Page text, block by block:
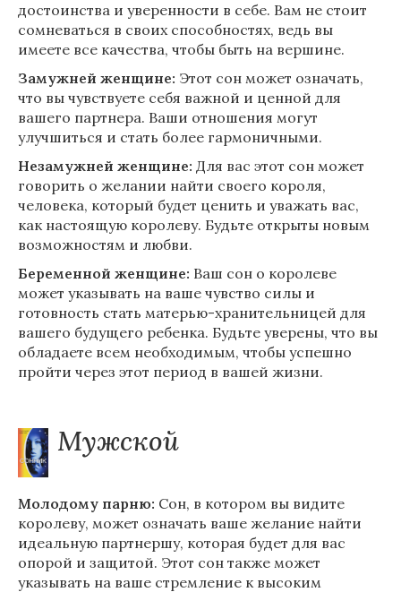
достоинства и уверенности в себе. Вам не стоит
сомневаться в своих способностях, ведь вы
имеете все качества, чтобы быть на вершине.
Замужней женщине: Этот сон может означать,
что вы чувствуете себя важной и ценной для
вашего партнера. Ваши отношения могут
улучшиться и стать более гармоничными.
Незамужней женщине: Для вас этот сон может
говорить о желании найти своего короля,
человека, который будет ценить и уважать вас,
как настоящую королеву. Будьте открыты новым
возможностям и любви.
Беременной женщине: Ваш сон о королеве
может указывать на ваше чувство силы и
готовность стать матерью-хранительницей для
вашего будущего ребенка. Будьте уверены, что вы
обладаете всем необходимым, чтобы успешно
пройти через этот период в вашей жизни.
Мужской
Молодому парню: Сон, в котором вы видите
королеву, может означать ваше желание найти
идеальную партнершу, которая будет для вас
опорой и защитой. Этот сон также может
указывать на ваше стремление к высоким